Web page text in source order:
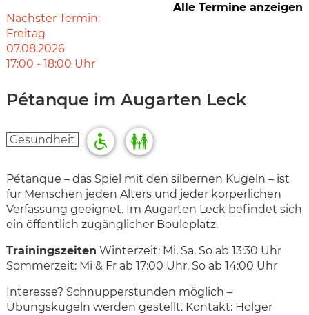
Nächster Termin:
Freitag
07.08.2026
17:00 - 18:00 Uhr
Alle Termine anzeigen
Pétanque im Augarten Leck
Gesundheit
Pétanque – das Spiel mit den silbernen Kugeln – ist
für Menschen jeden Alters und jeder körperlichen
Verfassung geeignet. Im Augarten Leck befindet sich
ein öffentlich zugänglicher Bouleplatz.
Trainingszeiten Winterzeit: Mi, Sa, So ab 13:30 Uhr
Sommerzeit: Mi & Fr ab 17:00 Uhr, So ab 14:00 Uhr
Interesse? Schnupperstunden möglich –
Übungskugeln werden gestellt. Kontakt: Holger